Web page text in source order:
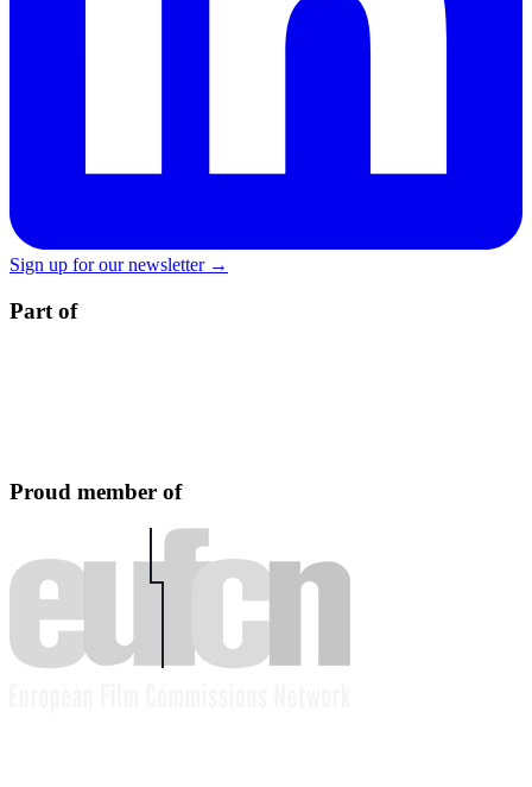
Sign up for our newsletter →
Part of
Proud member of